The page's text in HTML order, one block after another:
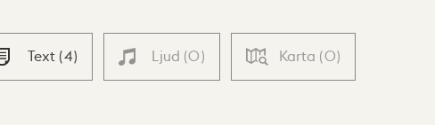
Text (4) Ljud (0) Karta (0)